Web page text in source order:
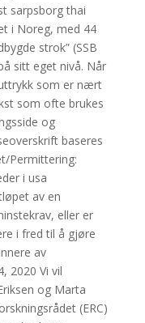
sarpsborg thai
i Noreg, med 44
strok” (SSB
sitt eget nivå. Når
som er nært
som ofte brukes
og
baseres
Permittering:
i usa
av en
eller er
i fred til å gjøre
av
2020 Vi vil
og Marta
(ERC)